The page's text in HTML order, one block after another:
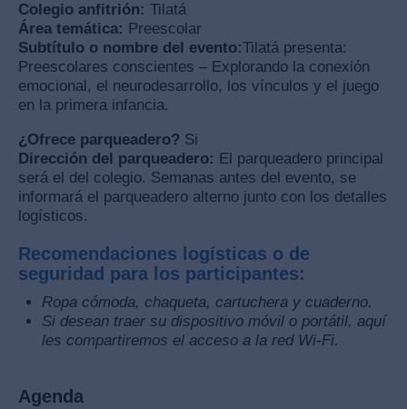
Colegio anfitrión: Tilatá
Área temática: Preescolar
Subtítulo o nombre del evento:Tilatá presenta:
Preescolares conscientes – Explorando la conexión
emocional, el neurodesarrollo, los vínculos y el juego
en la primera infancia.
¿Ofrece parqueadero? Si
Dirección del parqueadero: El parqueadero principal
será el del colegio. Semanas antes del evento, se
informará el parqueadero alterno junto con los detalles
logísticos.
Recomendaciones logísticas o de
seguridad para los participantes:
Ropa cómoda, chaqueta, cartuchera y cuaderno.
Si desean traer su dispositivo móvil o portátil, aquí
les compartiremos el acceso a la red Wi-Fi.
Agenda